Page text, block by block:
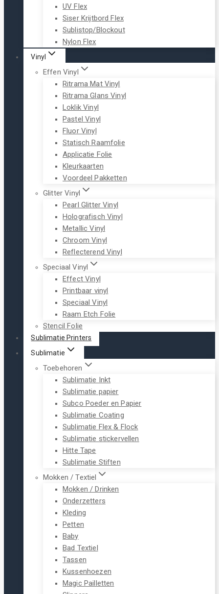
UV Flex
Siser Krijtbord Flex
Sublistop/Blockout
Nylon Flex
Vinyl
Effen Vinyl
Ritrama Mat Vinyl
Ritrama Glans Vinyl
Loklik Vinyl
Pastel Vinyl
Fluor Vinyl
Statisch Raamfolie
Applicatie Folie
Kleurkaarten
Voordeel Pakketten
Glitter Vinyl
Pearl Glitter Vinyl
Holografisch Vinyl
Metallic Vinyl
Chroom Vinyl
Reflecterend Vinyl
Speciaal Vinyl
Effect Vinyl
Printbaar vinyl
Speciaal Vinyl
Raam Etch Folie
Stencil Folie
Sublimatie Printers
Sublimatie
Toebehoren
Sublimatie Inkt
Sublimatie papier
Subco Poeder en Papier
Sublimatie Coating
Sublimatie Flex & Flock
Sublimatie stickervellen
Hitte Tape
Sublimatie Stiften
Mokken / Textiel
Mokken / Drinken
Onderzetters
Kleding
Petten
Baby
Bad Textiel
Tassen
Kussenhoezen
Magic Pailletten